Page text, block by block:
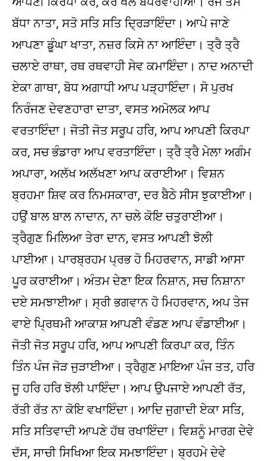
ਬੱਧਾ ਨਾਤਾ, ਸਤੋ ਸਤਿ ਸਤਿ ਦ੍ਰਿੜਾਇੰਦਾ। ਆਪੇ ਜਾਣੇ
ਆਪਣਾ ਡੂੰਘਾ ਖਾਤਾ, ਨਜ਼ਰ ਕਿਸੇ ਨਾ ਆਇੰਦਾ। ਤ੍ਰੈ ਤ੍ਰੈ
ਚਲਾਏ ਰਾਥਾ, ਰਥ ਰਥਵਾਹੀ ਸੇਵ ਕਮਾਇੰਦਾ। ਨਾਦ ਅਨਾਦੀ
ਏਕਾ ਗਾਥਾ, ਬੋਧ ਅਗਾਧੀ ਆਪ ਪੜ੍ਹਾਇੰਦਾ। ਸੋ ਪੁਰਖ
ਨਿਰੰਜਣ ਦੇਵਣਹਾਰਾ ਦਾਤਾ, ਵਸਤ ਅਮੋਲਕ ਆਪ
ਵਰਤਾਇੰਦਾ। ਜੋਤੀ ਜੋਤ ਸਰੂਪ ਹਰਿ, ਆਪ ਆਪਣੀ ਕਿਰਪਾ
ਕਰ, ਸਚ ਭੰਡਾਰਾ ਆਪ ਵਰਤਾਇੰਦਾ। ਤ੍ਰੈ ਤ੍ਰੈ ਮੇਲਾ ਅਗੰਮ
ਅਪਾਰਾ, ਅਲੱਖ ਅਲੱਖਣਾ ਆਪ ਕਰਾਈਆ। ਵਿਸ਼ਨ
ਬ੍ਰਹਮਾ ਸ਼ਿਵ ਕਰ ਨਿਮਸਕਾਰਾ, ਦਰ ਬੈਠੇ ਸੀਸ ਝੁਕਾਈਆ।
ਹਉਂ ਬਾਲ ਬਾਲ ਨਾਦਾਨ, ਨਾ ਚਲੇ ਕੋਇ ਚਤੁਰਾਈਆ।
ਤ੍ਰੈਗੁਣ ਮਿਲਿਆ ਤੇਰਾ ਦਾਨ, ਵਸਤ ਆਪਣੀ ਝੋਲੀ
ਪਾਈਆ। ਪਾਰਬ੍ਰਹਮ ਪ੍ਰਭ ਹੋ ਮਿਹਰਵਾਨ, ਸਾਡੀ ਆਸਾ
ਪੂਰ ਕਰਾਈਆ। ਅੰਤਮ ਦੇਣਾ ਇਕ ਨਿਸ਼ਾਨ, ਸਚ ਨਿਸ਼ਾਨਾ
ਦਏ ਸਮਝਾਈਆ। ਸ੍ਰੀ ਭਗਵਾਨ ਹੋ ਮਿਹਰਵਾਨ, ਅਪ ਤੇਜ
ਵਾਏ ਪ੍ਰਿਥਮੀ ਆਕਾਸ਼ ਆਪਣੀ ਵੰਡਣ ਆਪ ਵੰਡਾਈਆ।
ਜੋਤੀ ਜੋਤ ਸਰੂਪ ਹਰਿ, ਆਪ ਆਪਣੀ ਕਿਰਪਾ ਕਰ, ਤਿੰਨ
ਤਿੰਨ ਪੰਜ ਜੋੜ ਜੁੜਾਈਆ। ਤ੍ਰੈਗੁਣ ਮਾਇਆ ਪੰਜ ਤਤ, ਹਰਿ
ਜੂ ਹਰਿ ਹਰਿ ਝੋਲੀ ਪਾਇੰਦਾ। ਆਪ ਉਪਜਾਏ ਆਪਣੀ ਰੱਤ,
ਰੱਤੀ ਰੱਤ ਨਾ ਕੋਇ ਵਖਾਇੰਦਾ। ਆਦਿ ਜੁਗਾਦੀ ਏਕਾ ਸਤਿ,
ਸਤਿ ਸਤਿਵਾਦੀ ਆਪਣੇ ਹੱਥ ਰਖਾਇੰਦਾ। ਵਿਸ਼ਨੂੰ ਮਾਰਗ ਦੇਵੇ
ਦੱਸ, ਸਾਚੀ ਸਿਖਿਆ ਇਕ ਸਮਝਾਇੰਦਾ। ਬ੍ਰਹਮੇ ਦੇਵੇ